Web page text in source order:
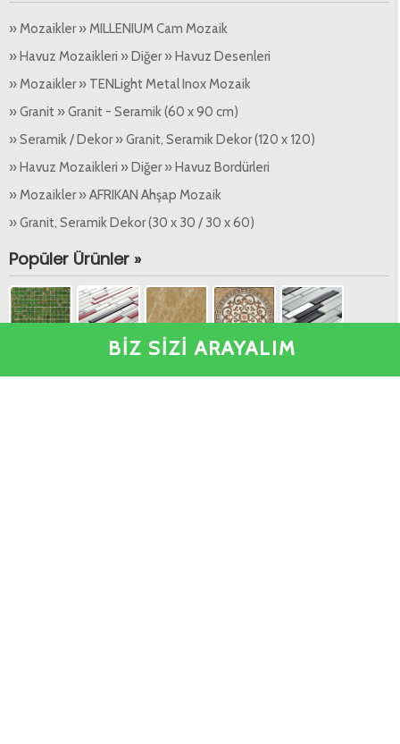
BİZ SİZİ ARAYALIM
» Mozaikler » MILLENIUM Cam Mozaik
» Havuz Mozaikleri » Diğer » Havuz Desenleri
» Mozaikler » TENLight Metal Inox Mozaik
» Granit » Granit - Seramik (60 x 90 cm)
» Seramik / Dekor » Granit, Seramik Dekor (120 x 120)
» Havuz Mozaikleri » Diğer » Havuz Bordürleri
» Mozaikler » AFRIKAN Ahşap Mozaik
» Granit, Seramik Dekor (30 x 30 / 30 x 60)
Popüler Ürünler »